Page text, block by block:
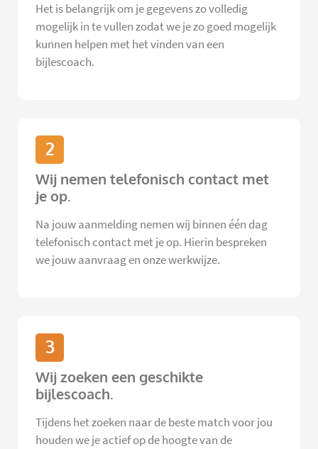
Het is belangrijk om je gegevens zo volledig
mogelijk in te vullen zodat we je zo goed mogelijk
kunnen helpen met het vinden van een
bijlescoach.
2
Wij nemen telefonisch contact met
je op.
Na jouw aanmelding nemen wij binnen één dag
telefonisch contact met je op. Hierin bespreken
we jouw aanvraag en onze werkwijze.
3
Wij zoeken een geschikte
bijlescoach.
Tijdens het zoeken naar de beste match voor jou
houden we je actief op de hoogte van de